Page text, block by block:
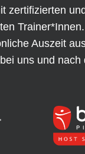
zertifizierten
Auszeit
uns und nach